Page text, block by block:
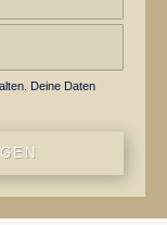
Deine Daten